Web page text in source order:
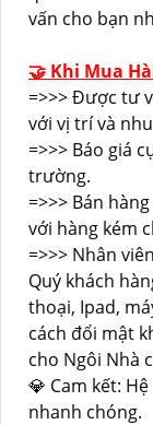
vấn cho bạn
🤝 Khi Mua
=>>> Được tư
với vị trí và
=>>> Báo giá
trường.
=>>> Bán
với hàng kém
=>>> Nhân
Quý khách
thoại, Ipad,
cách đổi mật
cho Ngôi Nhà
💎 Cam kết:
nhanh chóng.